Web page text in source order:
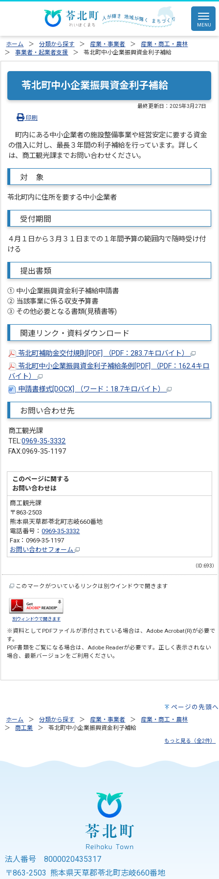
ホーム 分類から探す 産業・事業者
産業・商工・農林
事業者・起業者支援
苓北町中小企業振興資金利子補給
苓北町中小企業振興資金利子補給
最終更新日：2025年3月27日
印刷
町内にある中小企業者の施設整備事業や経営安定に要する資金
の借入に対し、最長３年間の利子補給を行っています。詳しく
は、商工観光課までお問い合わせください。
対 象
苓北町内に住所を要する中小企業者
受付期間
４月１日から３月３１日までの１年間予算の範囲内で随時受け付
ける
提出書類
① 中小企業振興資金利子補給申請書
② 当該事業に係る収支予算書
③ その他必要となる書類(見積書等)
関連リンク・資料ダウンロード
苓北町補助金交付規則[PDF] （PDF：283.7キロバイト）
苓北町中小企業振興資金利子補給条例[PDF] （PDF：162.4キロ
バイト）
申請書様式[DOCX] （ワード：18.7キロバイト）
お問い合わせ先
商工観光課
TEL:0969-35-3332
FAX:0969-35-1197
このページに関する
お問い合わせは
商工観光課
〒863-2503
熊本県天草郡苓北町志岐660番地
電話番号：0969-35-3332
Fax：0969-35-1197
お問い合わせフォーム
（ID:693）
このマークがついているリンクは別ウインドウで開きます
別ウィンドウで開きます
※資料としてPDFファイルが添付されている場合は、Adobe Acrobat(R)が必要で
す。
PDF書類をご覧になる場合は、Adobe Readerが必要です。正しく表示されない
場合、最新バージョンをご利用ください。
ページの先頭へ
ホーム 分類から探す 産業・事業者
産業・商工・農林
商工業
苓北町中小企業振興資金利子補給
もっと見る（全2件）
法人番号 8000020435317
〒863-2503 熊本県天草郡苓北町志岐660番地